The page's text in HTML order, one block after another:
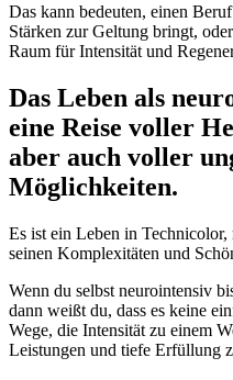
Das kann bedeuten, einen
Stärken zur Geltung bringt,
Raum für Intensität und
Das Leben als
eine Reise voller
aber auch voller
Möglichkeiten.
Es ist ein Leben in
seinen Komplexitäten und
Wenn du selbst neurointensiv
dann weißt du, dass es keine
Wege, die Intensität zu einem
Leistungen und tiefe Erfüllung